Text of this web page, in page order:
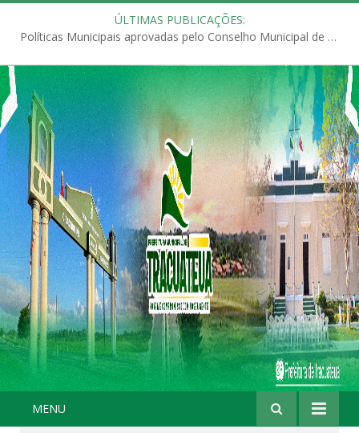
ÚLTIMAS PUBLICAÇÕES:
Políticas Municipais aprovadas pelo Conselho Municipal de Educação (CME)
MENU